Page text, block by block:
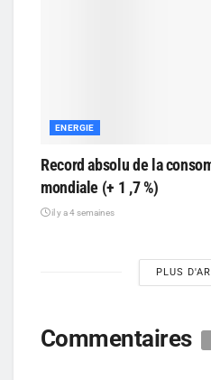
ENERGIE
Record absolu de la
mondiale (+ 1 ,7 %)
il y a 4 semaines
PLUS
Commentaires